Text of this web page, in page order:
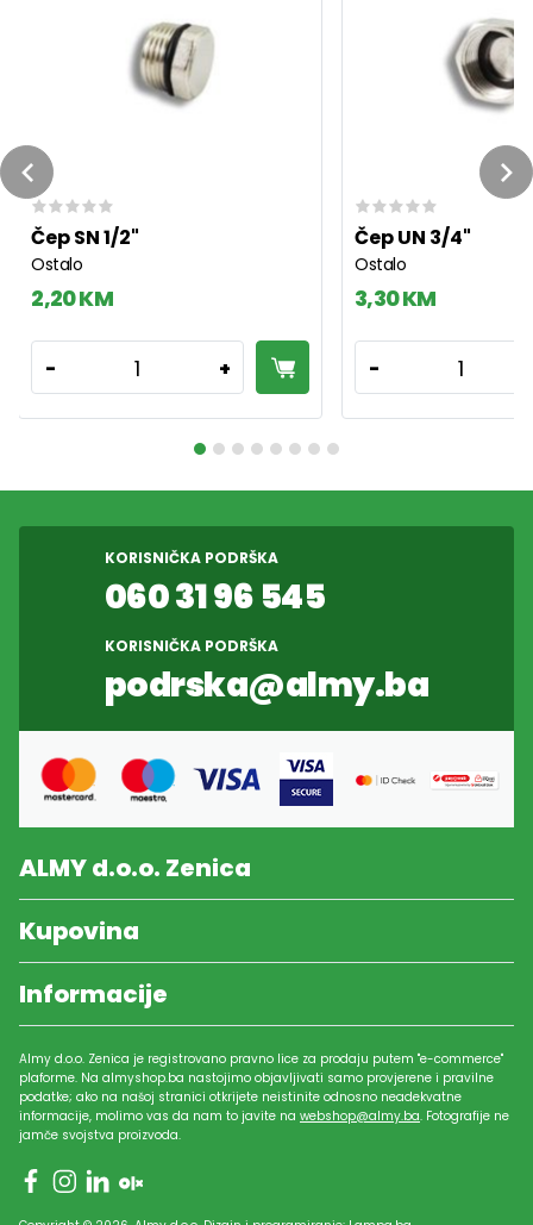
Čep SN 1/2"
Ostalo
2,20 KM
- 1 +
Čep UN 3/4"
Ostalo
3,30 KM
- 1
Previous
KORISNIČKA PODRŠKA
060 31 96 545
KORISNIČKA PODRŠKA
podrska@almy.ba
ALMY d.o.o. Zenica
Kupovina
Informacije
Almy d.o.o. Zenica je registrovano pravno lice za prodaju putem "e-commerce"
plaforme. Na almyshop.ba nastojimo objavljivati samo provjerene i pravilne
podatke; ako na našoj stranici otkrijete neistinite odnosno neadekvatne
informacije, molimo vas da nam to javite na webshop@almy.ba. Fotografije ne
jamče svojstva proizvoda.